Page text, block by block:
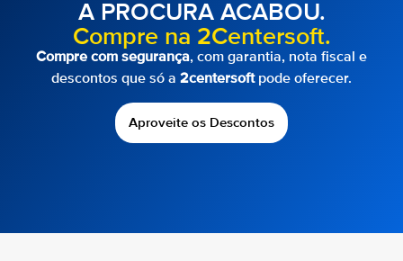
A PROCURA ACABOU.
Compre na 2Centersoft.
Compre com segurança, com garantia, nota fiscal e
descontos que só a 2centersoftpode oferecer.
Aproveite os Descontos